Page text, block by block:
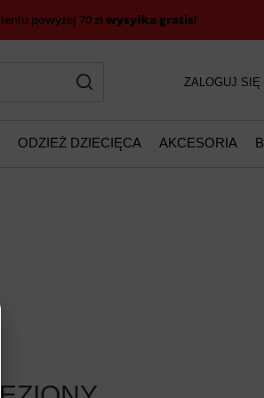
powyżej 70 złwysyłka gratis!
ZALOGUJ SIĘ
ODZIEŻ DZIECIĘCA AKCESORIA